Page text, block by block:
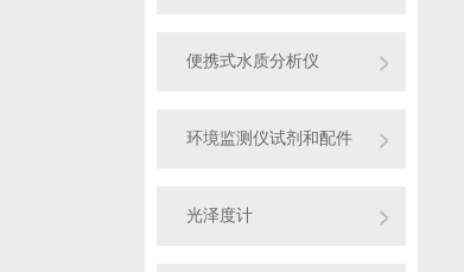
便携式水质分析仪
环境监测仪试剂和配件
光泽度计